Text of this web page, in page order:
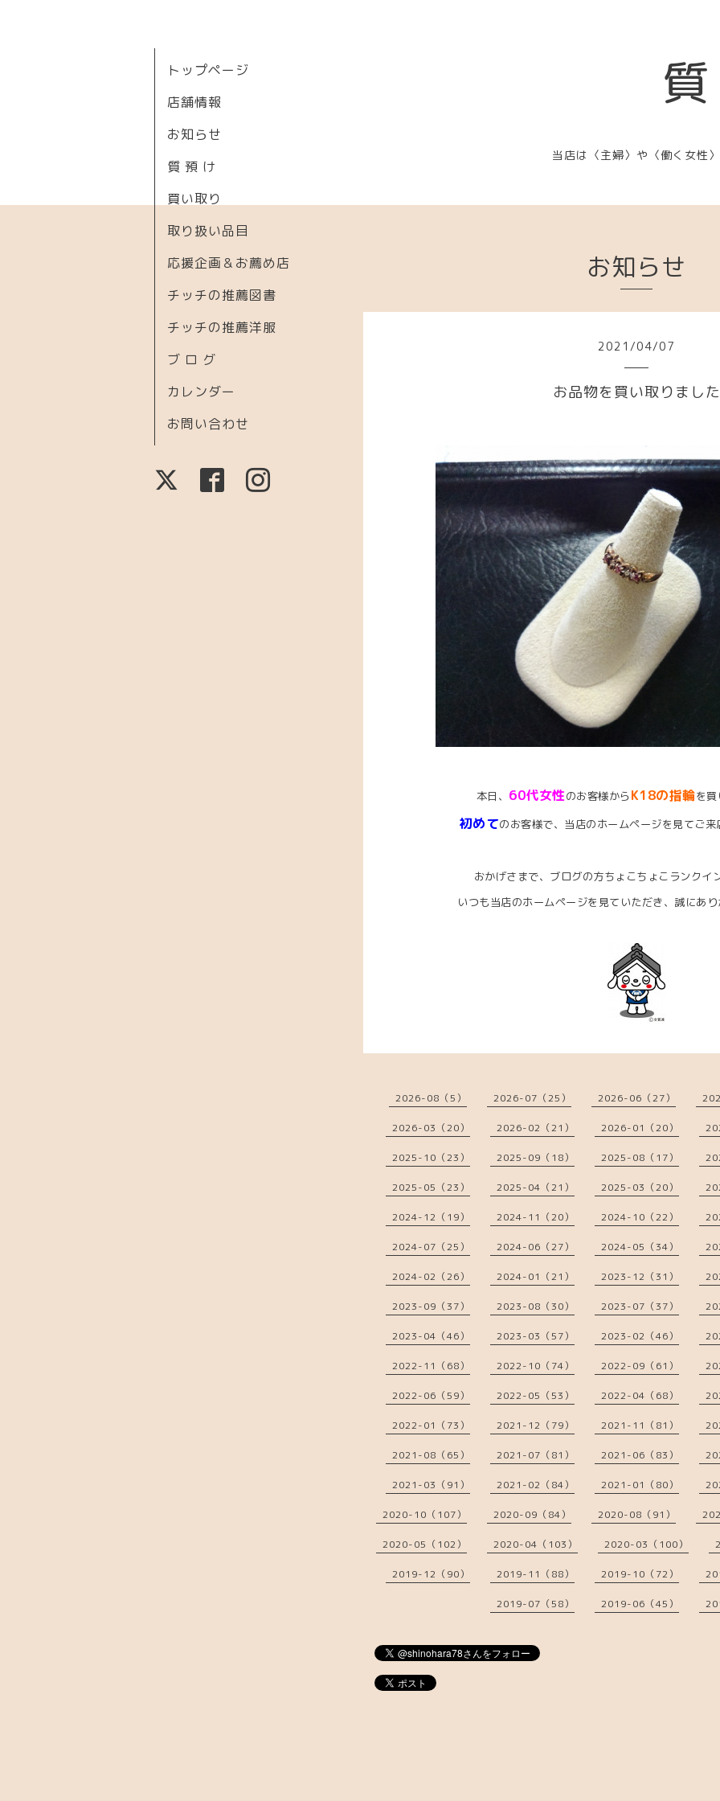
当店は〈主婦〉や〈働く女性
トップページ
店舗情報
お知らせ
質 預 け
買い取り
取り扱い品目
応援企画＆お薦め店
チッチの推薦図書
チッチの推薦洋服
ブ ロ グ
カレンダー
お問い合わせ
お知らせ
2021 /04/07
お品物を買い取りました
本日、 60代女性のお客様から K18の指輪を
初めてのお客様で、当店のホームページを見てご
おかげさまで、ブログの方ちょこちょこランクイ
いつも当店のホームページを見ていただき、誠にあ
2026-08（5） 2026-07（25） 2026-06（27）
2026-03（20） 2026-02（21） 2026-01（20）
2025-10（23） 2025-09（18） 2025-08（17）
2025-05（23） 2025-04（21） 2025-03（20）
2024-12（19） 2024-11（20） 2024-10（22）
2024-07（25） 2024-06（27） 2024-05（34）
2024-02（26） 2024-01（21） 2023-12（31）
2023-09（37） 2023-08（30） 2023-07（37）
2023-04（46） 2023-03（57） 2023-02（46）
2022-11（68） 2022-10（74） 2022-09（61）
2022-06（59） 2022-05（53） 2022-04（68）
2022-01（73） 2021-12（79） 2021-11（81）
2021-08（65） 2021-07（81） 2021-06（83）
2021-03（91） 2021-02（84） 2021-01（80）
2020-10（107） 2020-09（84） 2020-08（91）
2020-05（102） 2020-04（103） 2020-03（100）
2019-12（90） 2019-11（88） 2019-10（72）
2019-07（58） 2019-06（45）